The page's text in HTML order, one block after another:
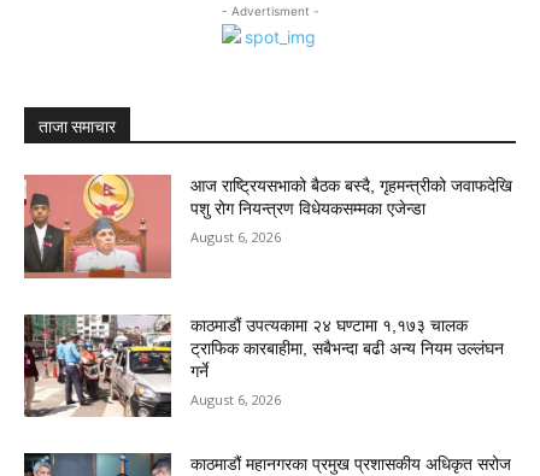
- Advertisment -
ताजा समाचार
आज राष्ट्रियसभाको बैठक बस्दै, गृहमन्त्रीको जवाफदेखि
पशु रोग नियन्त्रण विधेयकसम्मका एजेन्डा
August 6, 2026
काठमाडौं उपत्यकामा २४ घण्टामा १,१७३ चालक
ट्राफिक कारबाहीमा, सबैभन्दा बढी अन्य नियम उल्लंघन
गर्ने
August 6, 2026
काठमाडौं महानगरका प्रमुख प्रशासकीय अधिकृत सरोज